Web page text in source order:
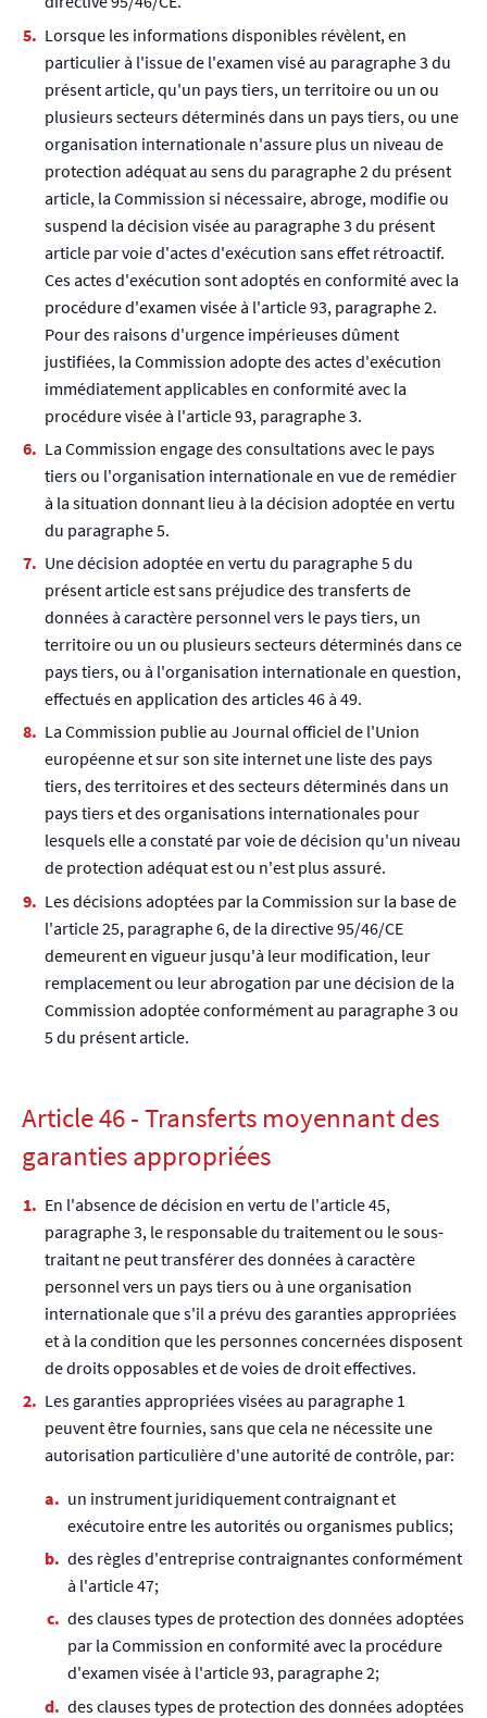
Lorsque les informations disponibles révèlent, en
particulier à l'issue de l'examen visé au paragraphe 3 du
présent article, qu'un pays tiers, un territoire ou un ou
plusieurs secteurs déterminés dans un pays tiers, ou une
organisation internationale n'assure plus un niveau de
protection adéquat au sens du paragraphe 2 du présent
article, la Commission si nécessaire, abroge, modifie ou
suspend la décision visée au paragraphe 3 du présent
article par voie d'actes d'exécution sans effet rétroactif.
Ces actes d'exécution sont adoptés en conformité avec la
procédure d'examen visée à l'article 93, paragraphe 2.
Pour des raisons d'urgence impérieuses dûment
justifiées, la Commission adopte des actes d'exécution
immédiatement applicables en conformité avec la
procédure visée à l'article 93, paragraphe 3.
La Commission engage des consultations avec le pays
tiers ou l'organisation internationale en vue de remédier
à la situation donnant lieu à la décision adoptée en vertu
du paragraphe 5.
Une décision adoptée en vertu du paragraphe 5 du
présent article est sans préjudice des transferts de
données à caractère personnel vers le pays tiers, un
territoire ou un ou plusieurs secteurs déterminés dans ce
pays tiers, ou à l'organisation internationale en question,
effectués en application des articles 46 à 49.
La Commission publie au Journal officiel de l'Union
européenne et sur son site internet une liste des pays
tiers, des territoires et des secteurs déterminés dans un
pays tiers et des organisations internationales pour
lesquels elle a constaté par voie de décision qu'un niveau
de protection adéquat est ou n'est plus assuré.
Les décisions adoptées par la Commission sur la base de
l'article 25, paragraphe 6, de la directive 95/46/CE
demeurent en vigueur jusqu'à leur modification, leur
remplacement ou leur abrogation par une décision de la
Commission adoptée conformément au paragraphe 3 ou
5 du présent article.
Article 46 - Transferts moyennant des
garanties appropriées
En l'absence de décision en vertu de l'article 45,
paragraphe 3, le responsable du traitement ou le sous-
traitant ne peut transférer des données à caractère
personnel vers un pays tiers ou à une organisation
internationale que s'il a prévu des garanties appropriées
et à la condition que les personnes concernées disposent
de droits opposables et de voies de droit effectives.
Les garanties appropriées visées au paragraphe 1
peuvent être fournies, sans que cela ne nécessite une
autorisation particulière d'une autorité de contrôle, par:
un instrument juridiquement contraignant et
exécutoire entre les autorités ou organismes publics;
des règles d'entreprise contraignantes conformément
à l'article 47;
des clauses types de protection des données adoptées
par la Commission en conformité avec la procédure
d'examen visée à l'article 93, paragraphe 2;
des clauses types de protection des données adoptées